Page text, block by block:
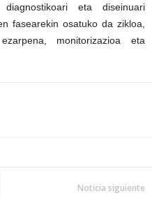
eta diseinuari
fasearekin osatuko da zikloa,
monitorizazioa eta
Noticia siguiente